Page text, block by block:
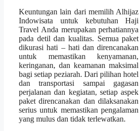
Keuntungan lain dari memilih Alhijaz
Indowisata untuk kebutuhan Haji
Travel Anda merupakan perhatiannya
pada detil dan kualitas. Semua paket
dikurasi hati – hati dan direncanakan
untuk memastikan kenyamanan,
keringanan, dan keamanan maksimal
bagi setiap peziarah. Dari pilihan hotel
dan transportasi sampai gagasan
perjalanan dan kegiatan, setiap aspek
paket direncanakan dan dilaksanakan
serius untuk memastikan pengalaman
yang mulus dan tidak terlewatkan.